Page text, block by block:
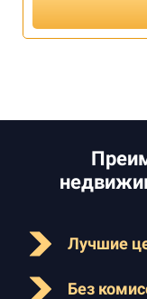
Лучшие
Без